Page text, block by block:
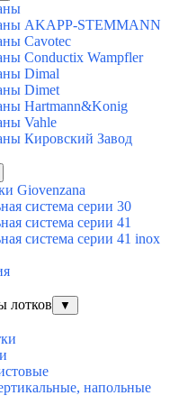
AKAPP-STEMMANN
Cavotec
Conductix Wampfler
Dimal
Dimet
Hartmann&Konig
Vahle
Кировский Завод
Giovenzana
система серии 30
система серии 41
система серии 41 inox
лотков
▼
напольные